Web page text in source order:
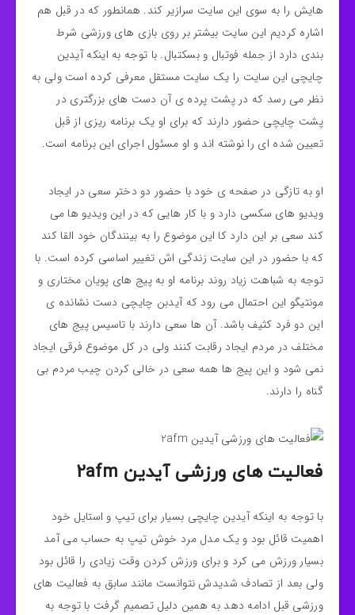
هایش را به سوی این سایت سرازیر کند. همانطور که در قبل هم
اشاره کردیم این سایت بیشتر بر روی بازی های ورزشی شرط
بندی دارد از جمله فوتبال و بسکتبال. با توجه به اینکه آیدین
چایچی این سایت را یک سایت مستقل معرفی کرده است ولی به
نظر می رسد که در پشت پرده ی آن دست های بزرگتری در
پشت چایچی حضور دارند که برای او یک برنامه ریزی از قبل
تعیین شده ای را نوشته اند و او مسئول اجرای این برنامه است.
او به تازگی در صفحه ی خود با حضور دو دختر سعی در ایجاد
ویدیو های سکسی دارد و با کار هایی که در این ویدیو ها می
کند سعی بر این دارد کا این موضوع را به بینندگان خود القا کند
که با حضور در این سایت زندگی اش تغییر اساسی کرده است. با
توجه به شباهت زیاد روند برنامه او به پیج های پویان مختاری و
مونتیگو این احتمال می رود که آیدبن چایچی دست نشانده ی
این دو فرد کثیف باشد. آن ها سعی دارند با تاسیس پیج های
مختلف در مردم ایجاد رقابت کنند ولی در کل موضوع فرقی ایجاد
نمی شود و این پیج ها همه سعی در خالی کردن چیب مردم بی
گناه را دارند.
فعالیت های ورزشی آیدین 2afm
با توجه به اینکه آیدین چایچی بسیار برای تیپ و استایل خود
اهمیت قائل بود و یک مدل مرد خوش تیپ به حساب می آمد
بسیار ورزش می کرد و برای ورزش کردن وقت زیادی را قائل بود
ولی بعد از تصادف شدیدش نتوانست مانند سابق به فعالیت های
ورزشی قبل ادامه دهد به همین دلیل تصمیم گرفت با توجه به